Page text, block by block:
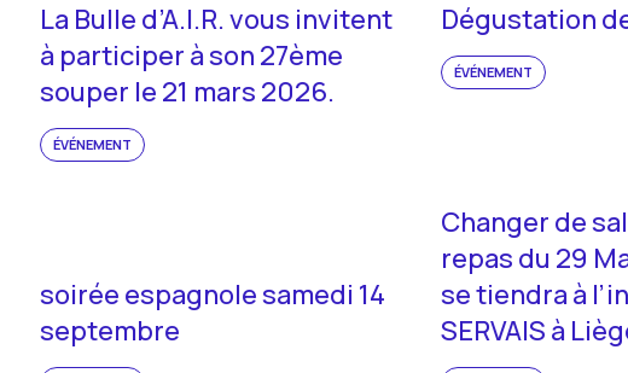
La Bulle d’A.I.R. vous invitent
à participer à son 27ème
souper le 21 mars 2026.
ÉVÉNEMENT
Dégustation
ÉVÉNEMENT
Changer de
repas du 29
se tiendra à
SERVAIS à
soirée espagnole samedi 14
septembre